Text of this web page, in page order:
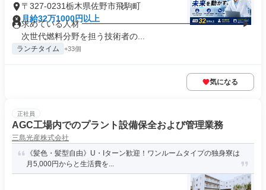
〒327-0231栃木県佐野市飛駒町
月給32万1000円以上
求めている人材 ━━━━━━━━━━━━━━━━━━━ ▶
次世代燃料分野を担う技術者の...
ランチタイム +33個
気になる
正社員
AGC工場内でのプラント設備保全および管理業務
三島光産株式会社
《髪色・髪型自由》U・Iターン歓迎！ワンルームタイプの独身寮は
月5,000円からと生活費を...